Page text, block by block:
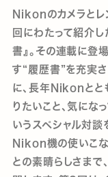
Nikonのカメラとレ
回にわたって紹介
書』。その連載に登
す“履歴書”を充実さ
に、長年Nikonとと
りたいこと、気にな
いうスペシャル対談
Nikon機の使いこな
との素晴らしさまで